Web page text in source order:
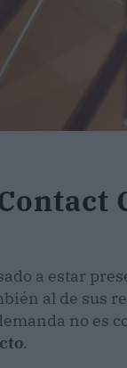
a estar
al de sus
no es
.